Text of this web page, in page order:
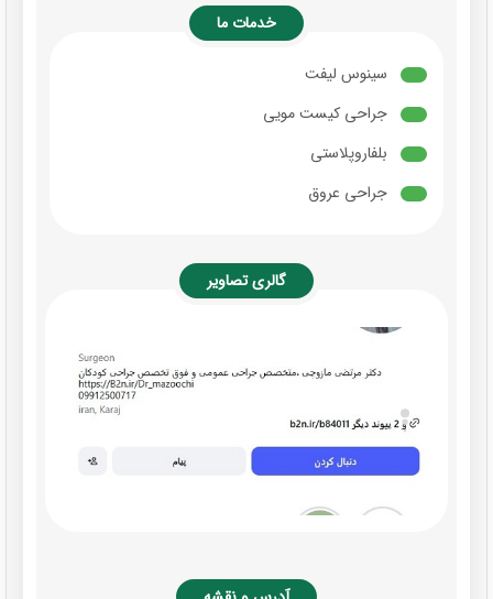
خدمات ما
سینوس لیفت
جراحی کیست مویی
بلفاروپلاستی
جراحی عروق
گالری تصاویر